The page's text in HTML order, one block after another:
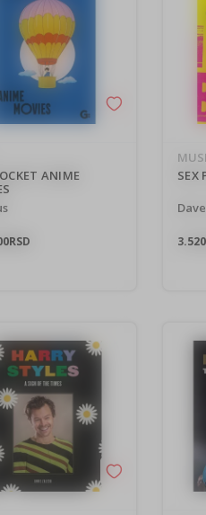
ANIME
RSD
SEX
budite u toku sa najnovijim
biste se prijavili na newsletter.
ili više i da sam pročitao, razumeo i